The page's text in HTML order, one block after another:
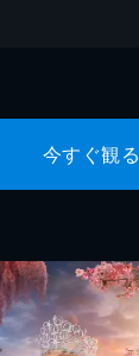
今すぐ観る